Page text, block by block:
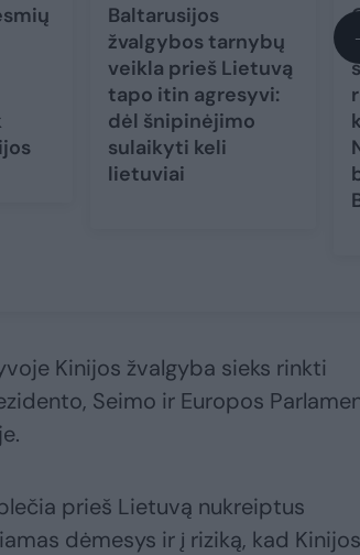
Baltarusijos
žvalgybos tarnybų
veikla prieš Lietuvą
tapo itin agresyvi:
dėl šnipinėjimo
sulaikyti keli
lietuviai
Kinijos žvalgyba sieks rinkti
Seimo ir Europos
prieš Lietuvą nukreiptus
dėmesys ir į riziką, kad Kinijos